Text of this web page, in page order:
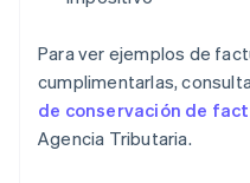
Para ver ejemplos de
cumplimentarlas,
de conservación de
Agencia Tributaria.